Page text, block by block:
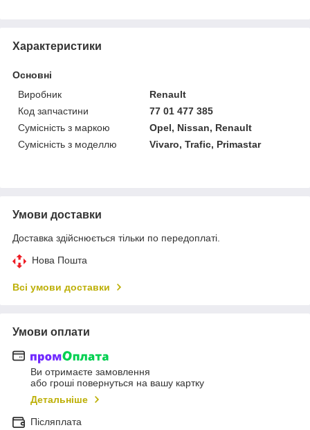
Характеристики
Основні
Виробник
Renault
Код запчастини
77 01 477 385
Сумісність з маркою
Opel, Nissan, Renault
Сумісність з моделлю
Vivaro, Trafic, Primastar
Умови доставки
Доставка здійснюється тільки по передоплаті.
Нова Пошта
Всі умови доставки
Умови оплати
Ви отримаєте замовлення
або гроші повернуться на вашу картку
Детальніше
Післяплата